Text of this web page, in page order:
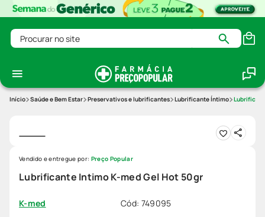
Procurar no site
Saúde e Bem Estar Preservativos e lubrificantes Lubrificante Íntimo
Lubrificante Intimo K-med Gel Hot 50gr
K-med Cód: 749095
Vendido e entregue por: Preço Popular